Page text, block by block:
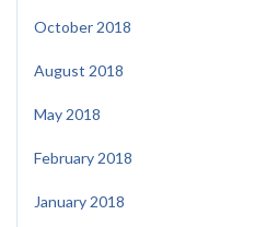
October 2018
August 2018
May 2018
February 2018
January 2018